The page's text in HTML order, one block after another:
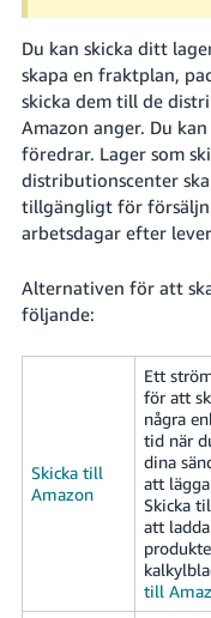
Logga
In
Registrera
dig
Du kan skicka ditt
skapa en fraktplan,
skicka dem till de
Amazon anger. Du
föredrar. Lager som
distributionscenter
tillgängligt för
arbetsdagar efter
Alternativen för att
följande:
Skicka till
Amazon
Ett
för att
några
tid när
dina
att
Skicka
att
till